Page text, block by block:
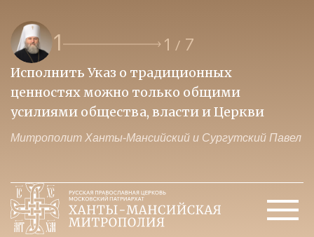
1 1 / 7
Исполнить Указ о традиционных
ценностях можно только общими
усилиями общества, власти и Церкви
Митрополит Ханты-Мансийский и Сургутский Павел